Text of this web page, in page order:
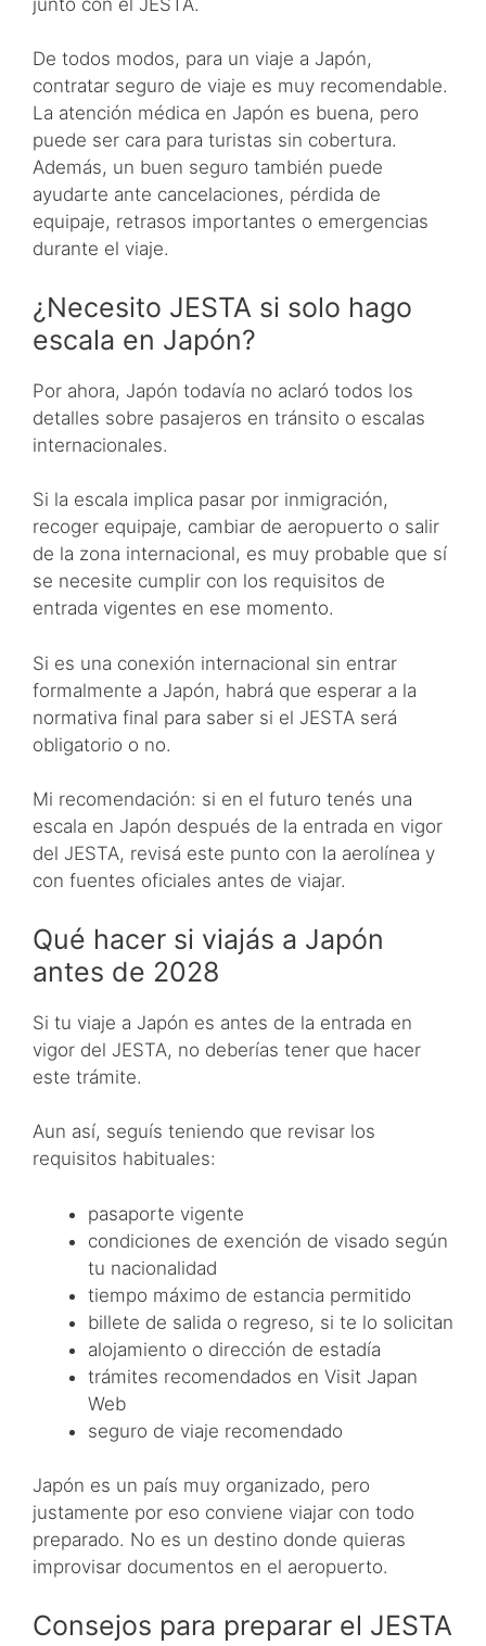
De todos modos, para un viaje a Japón,
contratar seguro de viaje es muy recomendable.
La atención médica en Japón es buena, pero
puede ser cara para turistas sin cobertura.
Además, un buen seguro también puede
ayudarte ante cancelaciones, pérdida de
equipaje, retrasos importantes o emergencias
durante el viaje.
¿Necesito JESTA si solo hago
escala en Japón?
Por ahora, Japón todavía no aclaró todos los
detalles sobre pasajeros en tránsito o escalas
internacionales.
Si la escala implica pasar por inmigración,
recoger equipaje, cambiar de aeropuerto o salir
de la zona internacional, es muy probable que sí
se necesite cumplir con los requisitos de
entrada vigentes en ese momento.
Si es una conexión internacional sin entrar
formalmente a Japón, habrá que esperar a la
normativa final para saber si el JESTA será
obligatorio o no.
Mi recomendación: si en el futuro tenés una
escala en Japón después de la entrada en vigor
del JESTA, revisá este punto con la aerolínea y
con fuentes oficiales antes de viajar.
Qué hacer si viajás a Japón
antes de 2028
Si tu viaje a Japón es antes de la entrada en
vigor del JESTA, no deberías tener que hacer
este trámite.
Aun así, seguís teniendo que revisar los
requisitos habituales:
pasaporte vigente
condiciones de exención de visado según
tu nacionalidad
tiempo máximo de estancia permitido
billete de salida o regreso, si te lo solicitan
alojamiento o dirección de estadía
trámites recomendados en Visit Japan
Web
seguro de viaje recomendado
Japón es un país muy organizado, pero
justamente por eso conviene viajar con todo
preparado. No es un destino donde quieras
improvisar documentos en el aeropuerto.
Consejos para preparar el JESTA